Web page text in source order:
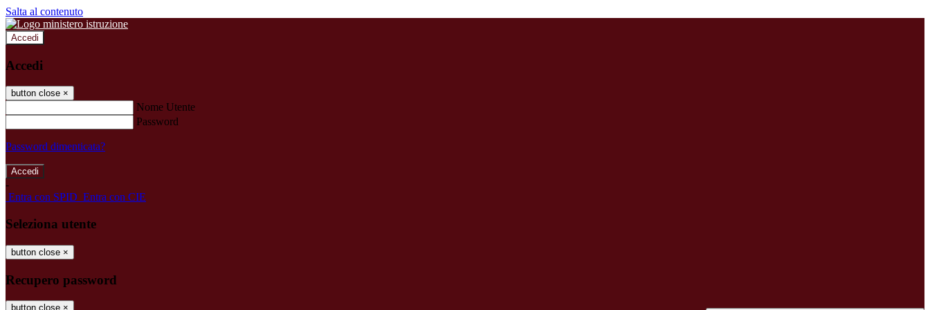
Salta al contenuto
Accedi
Accedi
button close ×
Nome Utente
Password
Password dimenticata?
-
Entra con SPID Entra con CIE
Seleziona utente
button close ×
Recupero password
button close ×